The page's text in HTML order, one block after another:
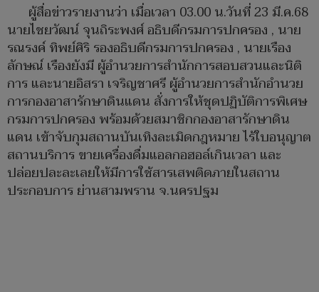
ผู้สื่อข่าวรายงานว่า เมื่อเวลา 03.00 น.วันที่ 23 มี.ค.68
นายไชยวัฒน์ จุนถิระพงศ์ อธิบดีกรมการปกครอง , นาย
รณรงค์ ทิพย์ศิริ รองอธิบดีกรมการปกครอง , นายเรือง
ลักษณ์ เรืองยังมี ผู้อำนวยการสำนักการสอบสวนและนิติ
การ และนายอิสรา เจริญชาศรี ผู้อำนวยการสำนักอำนวย
การกองอาสารักษาดินแดน สั่งการให้ชุดปฏิบัติการพิเศษ
กรมการปกครอง พร้อมด้วยสมาชิกกองอาสารักษาดิน
แดน เข้าจับกุมสถานบันเทิงละเมิดกฎหมาย ไร้ใบอนุญาต
สถานบริการ ขายเครื่องดื่มแอลกอฮอล์เกินเวลา และ
ปล่อยปละละเลยให้มีการใช้สารเสพติดภายในสถาน
ประกอบการ ย่านสามพราน จ.นครปฐม